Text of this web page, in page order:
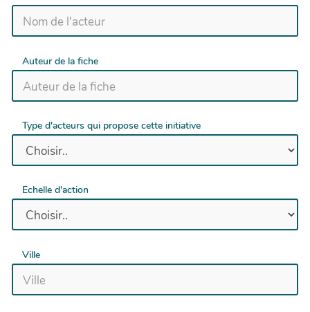
Auteur de la fiche
Type d'acteurs qui propose cette initiative
Echelle d'action
Ville